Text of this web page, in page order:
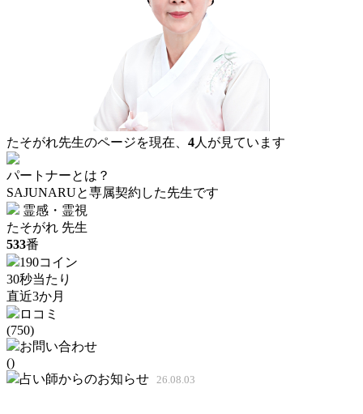
たそがれ先生のページを現在、 4人が見ています
パートナーとは？
SAJUNARUと専属契約した先生です
霊感・霊視
たそがれ 先生
533番
190コイン
30秒当たり
直近3か月
ロコミ
(750)
お問い合わせ
()
占い師からのお知らせ 26.08.03